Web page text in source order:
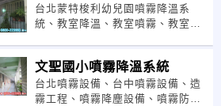
溫系統
台北蒙特梭利幼兒園噴霧降溫系
統、教室降溫、教室噴霧、教室噴
溫、
文聖國小噴霧降溫系統
台北噴霧設備、台中噴霧設備、造
霧工程、噴霧降塵設備、噴霧防塵